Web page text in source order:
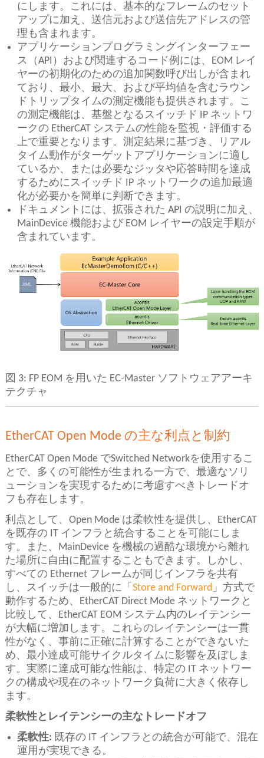
にします。これには、基本的なフレームのセット
アップに加え、送信元および送信先アドレスの管
理も含まれます。
アプリケーションプログラミングインターフェー
ス（API）および関連するコード例には、EOM レイ
ヤーの初期化のための追加関数呼び出しが含まれ
ており、最小、最大、および平均値を含むラウン
ドトリップタイムの測定機能も提供されます。こ
の測定機能は、基盤となるスイッチド IP ネットワ
ークの EtherCAT システムの性能を監視・評価する
上で重要となります。測定結果に基づき、リアル
タイム動作がターゲットアプリケーションに適し
ているか、または必要なジッタや応答時間を達成
するためにスイッチド IP ネットワークの追加最適
化が必要かを簡単に判断できます。
ドキュメントには、拡張された API の説明に加え、
MainDevice 機能および EOM レイヤーの設定手順が
含まれています。
図 3: FP EOM を用いた EC-Master ソフトウェアアーキ
テクチャ
EtherCAT Open Mode の主な利点と制約
EtherCAT Open Mode でSwitched Networkを使用するこ
とで、多くの可能性が生まれる一方で、最適なソリ
ューションを実現するために考慮すべきトレードオ
フも存在します。
利点として、Open Mode は柔軟性を提供し、EtherCAT
を既存の IT インフラと統合することを可能にしま
す。また、MainDevice を機械の過酷な環境から離れ
た場所に自由に配置することもできます。しかし、
すべての Ethernet フレームが同じインフラを共有
し、スイッチは一般的に「 Store and Forward」方式で
動作するため、EtherCAT Direct Mode ネットワークと
比較して、EtherCAT EOM システム内のレイテンシー
が大幅に増加します。これらのレイテンシーは一貫
性がなく、事前に正確に計算することができないた
め、最小達成可能サイクルタイムに影響を及ぼしま
す。実際に達成可能な性能は、特定の IT ネットワー
クの構成や現在のネットワーク負荷に大きく依存し
ます。
柔軟性とレイテンシーの主なトレードオフ
柔軟性: 既存の IT インフラとの統合が可能で、混在
運用が実現できる。